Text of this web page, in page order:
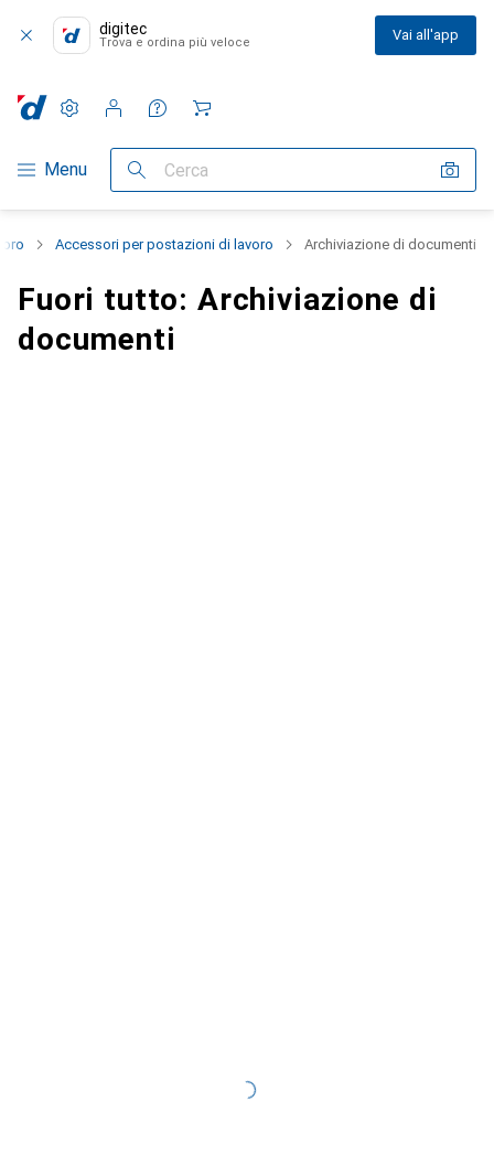
digitec
Trova e ordina più veloce Vai all'app
Categoria Navigazione
Menu Cerca
Impostazioni
Conto cliente
Liste di confronto
Liste dei desideri
Carrello
Accessori per postazioni di lavoro Archiviazione di documenti
Fuori tutto: Archiviazione di
documenti